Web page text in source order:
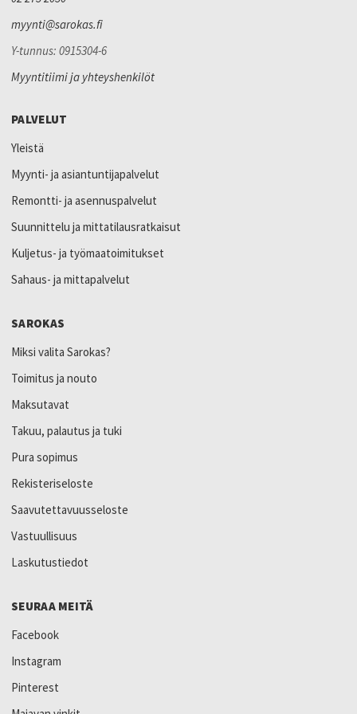
myynti@sarokas.fi
Y-tunnus: 0915304-6
Myyntitiimi ja yhteyshenkilöt
PALVELUT
Yleistä
Myynti- ja asiantuntijapalvelut
Remontti- ja asennuspalvelut
Suunnittelu ja mittatilausratkaisut
Kuljetus- ja työmaatoimitukset
Sahaus- ja mittapalvelut
SAROKAS
Miksi valita Sarokas?
Toimitus ja nouto
Maksutavat
Takuu, palautus ja tuki
Pura sopimus
Rekisteriseloste
Saavutettavuusseloste
Vastuullisuus
Laskutustiedot
SEURAA MEITÄ
Facebook
Instagram
Pinterest